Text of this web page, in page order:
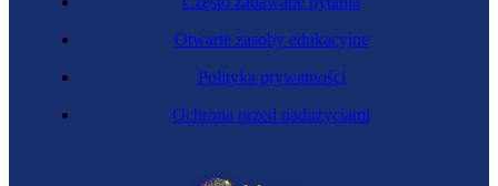
Otwarte zasoby edukacyjne
Polityka prywatności
Ochrona przed nadużyciami